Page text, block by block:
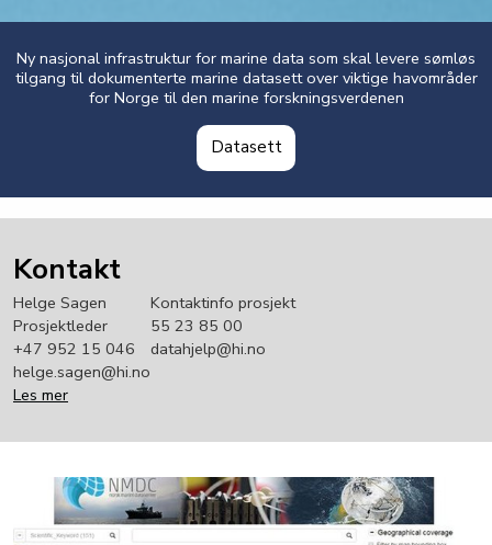
Ny nasjonal infrastruktur for marine data som skal levere sømløs
tilgang til dokumenterte marine datasett over viktige havområder
for Norge til den marine forskningsverdenen
Datasett
Kontakt
Helge Sagen
Prosjektleder
+47 952 15 046
helge.sagen@hi.no
Les mer
Kontaktinfo prosjekt
55 23 85 00
datahjelp@hi.no